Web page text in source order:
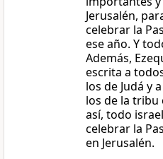
Jerusalén,
celebrar la
ese año. Y
Además,
escrita a
los de Judá y
los de la tribu
así, todo
celebrar la
en Jerusalén.